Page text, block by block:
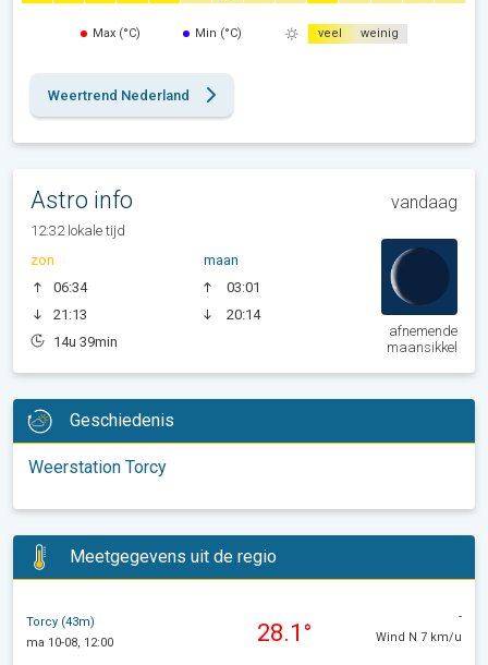
Max (°C) Min (°C) veel weinig
Weertrend Nederland
Astro info vandaag
12:32 lokale tijd
zon
06:34
21:13
14u 39min
maan
03:01
20:14
afnemende
maansikkel
Geschiedenis
Weerstation Torcy
Meetgegevens uit de regio
Torcy (43m)
ma 10-08, 12:00
28.1°
-
Wind N 7 km/u